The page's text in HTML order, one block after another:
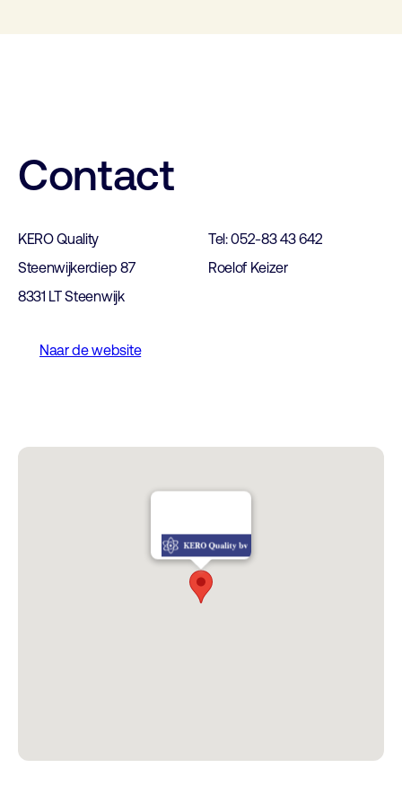
Contact
KERO Quality
Steenwijkerdiep 87
8331 LT Steenwijk
Tel: 052-83 43 642
Roelof Keizer
Naar de website